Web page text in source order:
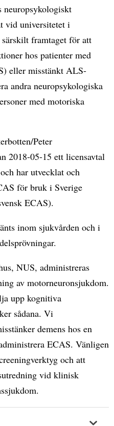
neuropsykologiskt
vid universitetet i
framtaget för att
hos patienter med
eller misstänkt ALS-
andra neuropsykologiska
med motoriska
Peter
2018-05-15 ett licensavtal
har utvecklat och
för bruk i Sverige
ECAS).
inom sjukvården och i
NUS, administreras
av motorneuronsjukdom.
upp kognitiva
sådana. Vi
demens hos en
ECAS. Vänligen
och att
vid klinisk